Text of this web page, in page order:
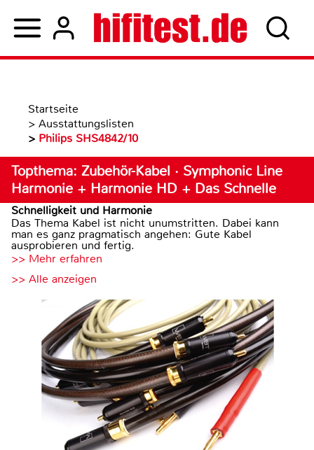
Startseite
> Ausstattungslisten
> Philips SHS4842/10
Topthema: Zubehör-Kabel · Symphonic Line
Harmonie + Harmonie HD + Das Schnelle
Schnelligkeit und Harmonie
Das Thema Kabel ist nicht unumstritten. Dabei kann
man es ganz pragmatisch angehen: Gute Kabel
ausprobieren und fertig.
>> Mehr erfahren
>> Alle anzeigen